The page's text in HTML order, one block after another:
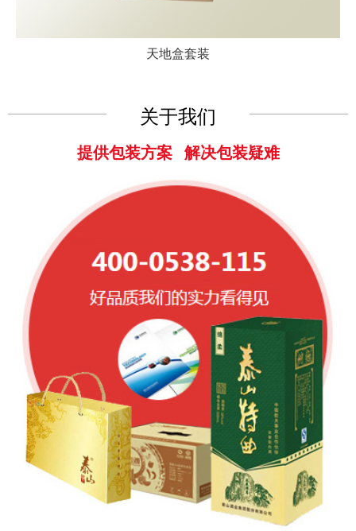
天地盒套装
关于我们
提供包装方案 解决包装疑难